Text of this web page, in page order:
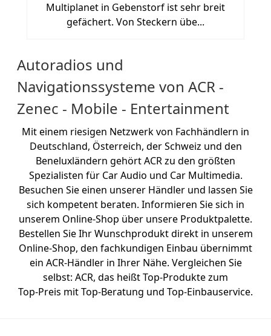
Multiplanet in Gebenstorf ist sehr breit
gefächert. Von Steckern übe...
Autoradios und
Navigationssysteme von ACR -
Zenec - Mobile - Entertainment
Mit einem riesigen Netzwerk von Fachhändlern in
Deutschland, Österreich, der Schweiz und den
Beneluxländern gehört ACR zu den größten
Spezialisten für Car Audio und Car Multimedia.
Besuchen Sie einen unserer Händler und lassen Sie
sich kompetent beraten. Informieren Sie sich in
unserem Online-Shop über unsere Produktpalette.
Bestellen Sie Ihr Wunschprodukt direkt in unserem
Online-Shop, den fachkundigen Einbau übernimmt
ein ACR-Händler in Ihrer Nähe. Vergleichen Sie
selbst: ACR, das heißt Top-Produkte zum
Top-Preis mit Top-Beratung und Top-Einbauservice.